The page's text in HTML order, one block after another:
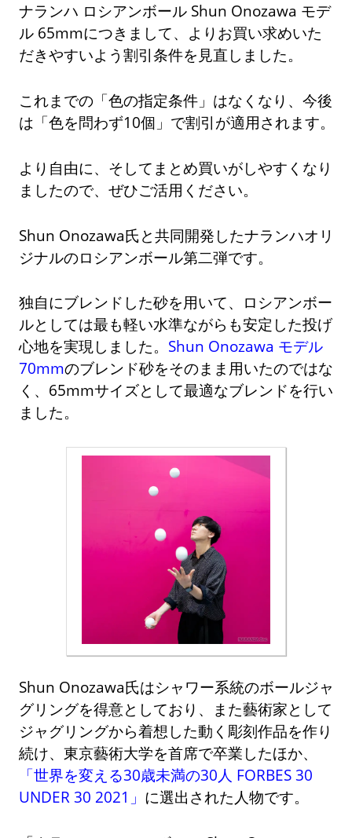
ナランハ ロシアンボール Shun Onozawa モデ
ル 65mmにつきまして、よりお買い求めいた
だきやすいよう割引条件を見直しました。
これまでの「色の指定条件」はなくなり、今後
は「色を問わず10個」で割引が適用されます。
より自由に、そしてまとめ買いがしやすくなり
ましたので、ぜひご活用ください。
Shun Onozawa氏と共同開発したナランハオリ
ジナルのロシアンボール第二弾です。
独自にブレンドした砂を用いて、ロシアンボー
ルとしては最も軽い水準ながらも安定した投げ
心地を実現しました。 Shun Onozawa モデル
70mmのブレンド砂をそのまま用いたのではな
く、65mmサイズとして最適なブレンドを行い
ました。
Shun Onozawa氏はシャワー系統のボールジャ
グリングを得意としており、また藝術家として
ジャグリングから着想した動く彫刻作品を作り
続け、東京藝術大学を首席で卒業したほか、
「世界を変える30歳未満の30人 FORBES 30
UNDER 30 2021」 に選出された人物です。